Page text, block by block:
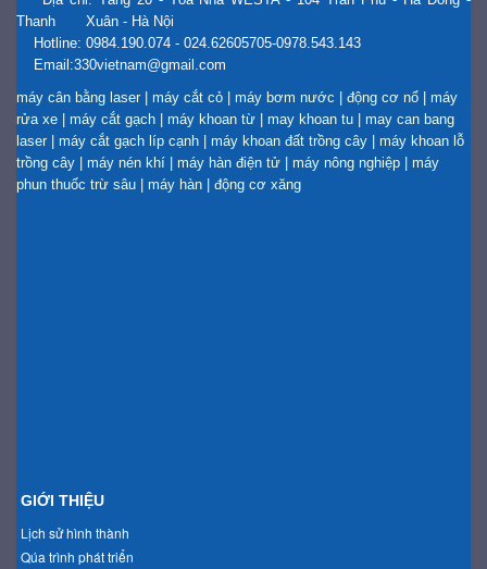
Thanh Xuân - Hà Nội
Hotline: 0984.190.074 - 024.62605705-0978.543.143
Email:330vietnam@gmail.com
máy cân bằng laser | máy cắt cỏ | máy bơm nước | động cơ nổ | máy
rửa xe | máy cắt gạch | máy khoan từ | may khoan tu | may can bang
laser | máy cắt gạch líp cạnh | máy khoan đất trồng cây | máy khoan lỗ
trồng cây | máy nén khí | máy hàn điện tử | máy nông nghiệp | máy
phun thuốc trừ sâu | máy hàn | động cơ xăng
GIỚI THIỆU
Lịch sử hình thành
Qúa trình phát triển